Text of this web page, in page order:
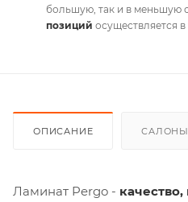
большую, так и в меньшую
позиций осуществляется в
ОПИСАНИЕ
Ламинат Pergo -